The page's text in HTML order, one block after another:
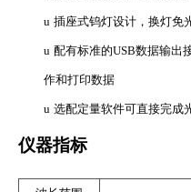
u 插座式钨灯设计，换灯免
u 配有标准的USB数据输出
作和打印数据
u 选配定量软件可直接完成
仪器指标